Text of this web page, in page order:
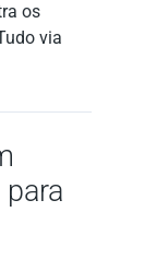
os
via